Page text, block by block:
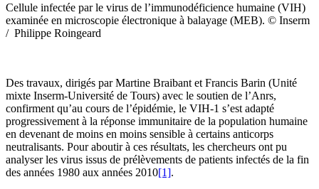
Cellule infectée par le virus de l’immunodéficience humaine (VIH)
examinée en microscopie électronique à balayage (MEB). © Inserm
/ Philippe Roingeard
Des travaux, dirigés par Martine Braibant et Francis Barin (Unité
mixte Inserm-Université de Tours) avec le soutien de l’Anrs,
confirment qu’au cours de l’épidémie, le VIH-1 s’est adapté
progressivement à la réponse immunitaire de la population humaine
en devenant de moins en moins sensible à certains anticorps
neutralisants. Pour aboutir à ces résultats, les chercheurs ont pu
analyser les virus issus de prélèvements de patients infectés de la fin
des années 1980 aux années 2010[1].